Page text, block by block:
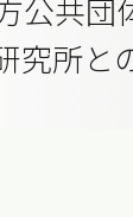
公共団
究所と